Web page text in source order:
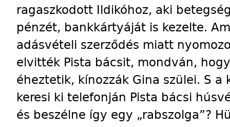
ragaszkodott Ildikóhoz, aki
pénzét, bankkártyáját is kezelte.
adásvételi szerződés miatt
elvitték Pista bácsit, mondván,
éheztetik, kínozzák Gina szülei. S a
keresi ki telefonján Pista bácsi
és beszélne így egy „rabszolga”?